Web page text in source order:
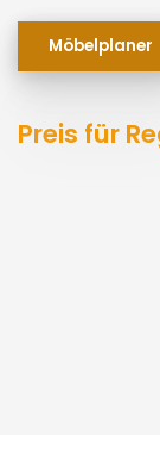
Möbelplaner
Preis für